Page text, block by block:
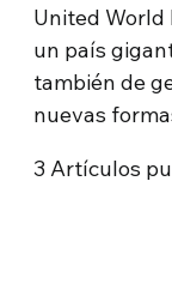
United World
un país
también de
nuevas
3 Artículos